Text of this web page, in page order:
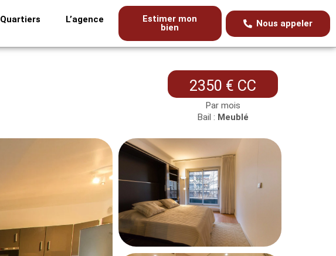
Quartiers L’agence
Estimer mon
bien
Nous appeler
2350 € CC
Par mois
Bail : Meublé